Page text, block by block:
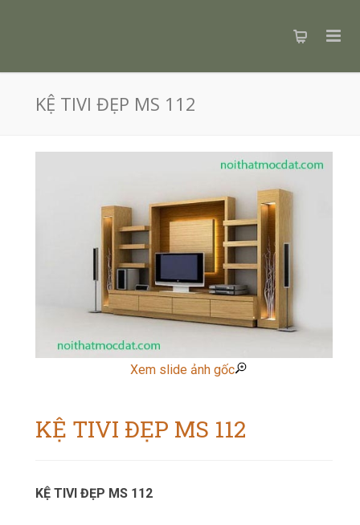
KỆ TIVI ĐẸP MS 112
Xem slide ảnh gốc
KỆ TIVI ĐẸP MS 112
KỆ TIVI ĐẸP MS 112